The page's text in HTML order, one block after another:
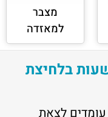
מצבר
למאזדה
לרכב עד הבית 24 שעות בלחיצת
עומדים לצאת